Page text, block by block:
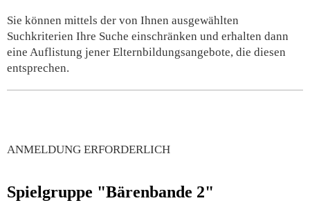
Sie können mittels der von Ihnen ausgewählten
Suchkriterien Ihre Suche einschränken und erhalten dann
eine Auflistung jener Elternbildungsangebote, die diesen
entsprechen.
ANMELDUNG ERFORDERLICH
Spielgruppe "Bärenbande 2"